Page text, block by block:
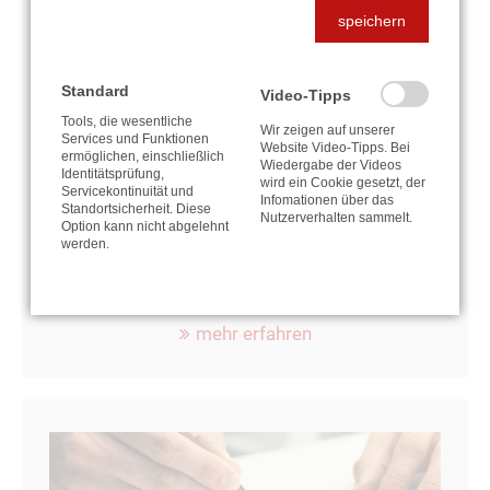
UNTERNEHMENS-NACHFOLGE
UND -PLANUNG
Frühzeitige aktive Steuerung des
Übergabeprozesses als Garant einer
mehr erfahren
speichern
Standard
Tools, die wesentliche
Services und Funktionen
ermöglichen, einschließlich
Identitätsprüfung,
Servicekontinuität und
Standortsicherheit. Diese
Option kann nicht abgelehnt
werden.
Video-Tipps
Wir zeigen auf unserer
Website Video-Tipps. Bei
Wiedergabe der Videos
wird ein Cookie gesetzt, der
Infomationen über das
Nutzerverhalten sammelt.